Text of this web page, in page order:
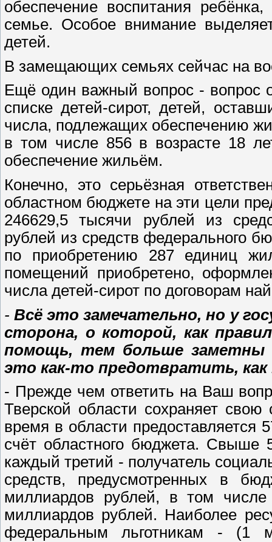
обеспечение воспитания
семье. Особое внимание
детей.
В замещающих семьях сейчас на
Ещё один важный вопрос - вопрос
списке детей-сирот, детей,
числа, подлежащих обеспечению
в том числе 856 в возрасте 18
обеспечение жильём.
Конечно, это серьёзная
областном бюджете на эти цели
246629,5 тысячи рублей из
рублей из средств федерального
по приобретению 287 единиц
помещений приобретено,
числа детей-сирот по договорам
-Всё это замечательно, но у
сторона, о которой, как
помощь, тем больше заметны
это как-то предотвратить,
- Прежде чем ответить на Ваш
Тверской области сохраняет
время в области предоставляется
счёт областного бюджета. Свыше
каждый третий - получатель
средств, предусмотренных в
миллиардов рублей, в том
миллиардов рублей. Наиболее
федеральным льготникам - (1